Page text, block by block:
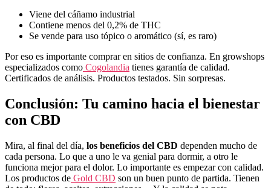
Viene del cáñamo industrial
Contiene menos del 0,2% de THC
Se vende para uso tópico o aromático (sí, es raro)
Por eso es importante comprar en sitios de confianza. En growshops
especializados como Cogolandia tienes garantía de calidad.
Certificados de análisis. Productos testados. Sin sorpresas.
Conclusión: Tu camino hacia el bienestar
con CBD
Mira, al final del día, los beneficios del CBD dependen mucho de
cada persona. Lo que a uno le va genial para dormir, a otro le
funciona mejor para el dolor. Lo importante es empezar con calidad.
Los productos de Gold CBD son un buen punto de partida. Tienen